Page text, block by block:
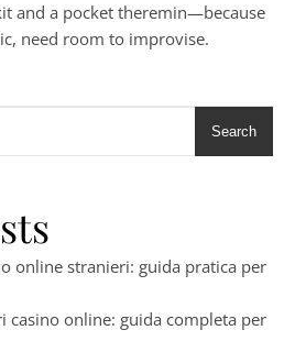
and a pocket theremin—because
need room to improvise.
Search
online stranieri: guida pratica per
casino online: guida completa per